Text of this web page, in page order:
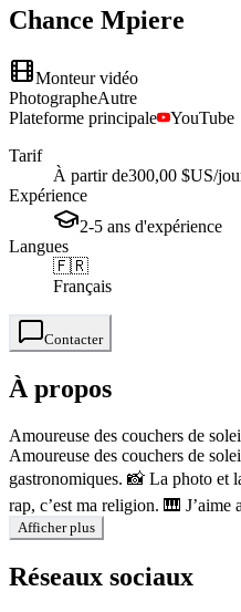
Chance Mpiere
Monteur vidéo
PhotographeAutre
Plateforme principale
YouTube
Tarif
À partir de300,00 $US/
Expérience
2-5 ans d'expérience
Langues
🇫🇷
Français
Contacter
À propos
Amoureuse des couchers de
Amoureuse des couchers de
gastronomiques. 📸 La photo et
rap, c’est ma religion. 🎹
Afficher plus
Réseaux sociaux